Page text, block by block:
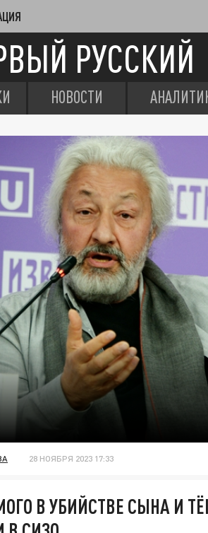
РУССКИЙ
НОВОСТИ
28 НОЯБРЯ 2023 17:33
В УБИЙСТВЕ СЫНА И